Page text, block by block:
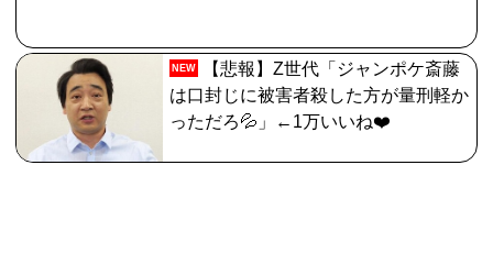
NEW
【悲報】Z世代「ジャンポケ斎藤
は口封じに被害者殺した方が量刑軽か
っただろ💦」←1万いいね❤️